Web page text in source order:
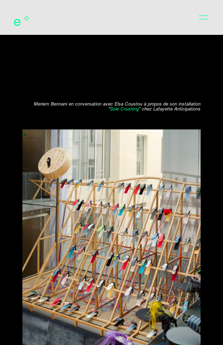
e°
Meriem Bennani en conversation avec Elsa Coustou à propos de son installation
"Sole Crushing" chez Lafayette Anticipations